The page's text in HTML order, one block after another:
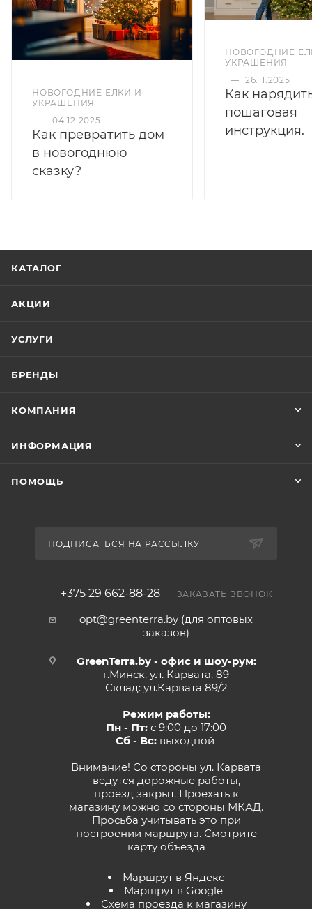
НОВОГОДНИЕ ЕЛКИ И
УКРАШЕНИЯ
— 04.12.2025
Как превратить дом
в новогоднюю
сказку?
НОВОГОДНИЕ
УКРАШЕНИЯ
— 26.11.2025
Как
пошаговая
инструкция.
КАТАЛОГ
АКЦИИ
УСЛУГИ
БРЕНДЫ
КОМПАНИЯ
ИНФОРМАЦИЯ
ПОМОЩЬ
ПОДПИСАТЬСЯ НА РАССЫЛКУ
+375 29 662-88-28 ЗАКАЗАТЬ ЗВОНОК
opt@greenterra.by (для оптовых
заказов)
GreenTerra.by - офис и шоу-рум:
г.Минск, ул. Карвата, 89
Склад: ул.Карвата 89/2
Режим работы:
Пн - Пт: с 9:00 до 17:00
Сб - Вс:выходной
Внимание! Со стороны ул. Карвата
ведутся дорожные работы,
проезд закрыт. Проехать к
магазину можно со стороны МКАД.
Просьба учитывать это при
построении маршрута. Смотрите
карту объезда
Маршрут в Яндекс
Маршрут в Google
Схема проезда к магазину